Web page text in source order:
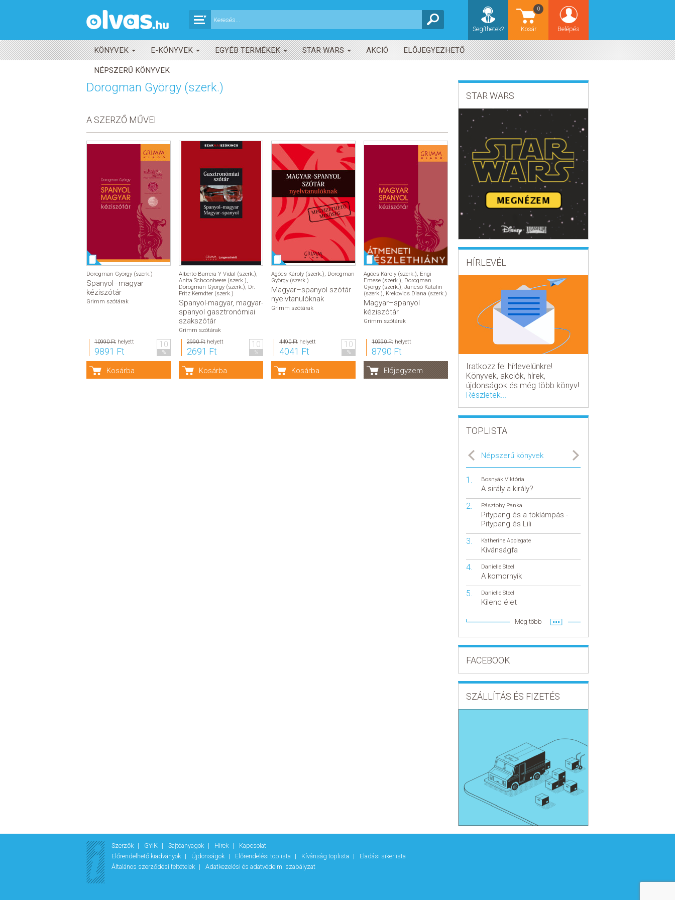
Belépés
Kosár
0
Segíthetek?
KÖNYVEK E-KÖNYVEK EGYÉB TERMÉKEK STAR WARS AKCIÓ ELŐJEGYEZHETŐ
NÉPSZERŰ KÖNYVEK
Dorogman György (szerk.)
A SZERZŐ MŰVEI
Dorogman György (szerk.)
Spanyol–magyar
kéziszótár
Grimm szótárak
10990 Ft helyett
9891 Ft
10
%
Kosárba
Alberto Barrera Y Vidal (szerk.),
Anita Schoonheere (szerk.),
Dorogman György (szerk.), Dr.
Fritz Kerndter (szerk.)
Spanyol-magyar, magyar-
spanyol gasztronómiai
szakszótár
Grimm szótárak
2990 Ft helyett
2691 Ft
10
%
Kosárba
Agócs Károly (szerk.), Dorogman
György (szerk.)
Magyar–spanyol szótár
nyelvtanulóknak
Grimm szótárak
4490 Ft helyett
4041 Ft
10
%
Kosárba
Agócs Károly (szerk.), Engi
Emese (szerk.), Dorogman
György (szerk.), Jancsó Katalin
(szerk.), Krekovics Diana (szerk.)
Magyar–spanyol
kéziszótár
Grimm szótárak
10990 Ft helyett
8790 Ft
Előjegyzem
STAR WARS
HÍRLEVÉL
Iratkozz fel hírlevelünkre!
Könyvek, akciók, hírek,
újdonságok és még több könyv!
Részletek...
TOPLISTA
Népszerű könyvek
Bosnyák Viktória
A sirály a király?
Pásztohy Panka
Pitypang és a töklámpás -
Pitypang és Lili
Katherine Applegate
Kívánságfa
Danielle Steel
A komornyik
Danielle Steel
Kilenc élet
Még több
FACEBOOK
SZÁLLÍTÁS ÉS FIZETÉS
Szerzők GYIK Sajtóanyagok Hírek
Kapcsolat
Előrendelhető kiadványok
Újdonságok Előrendelési toplista Kívánság toplista
Eladási sikerlista
Általános szerződési feltételek
Adatkezelési és adatvédelmi szabályzat